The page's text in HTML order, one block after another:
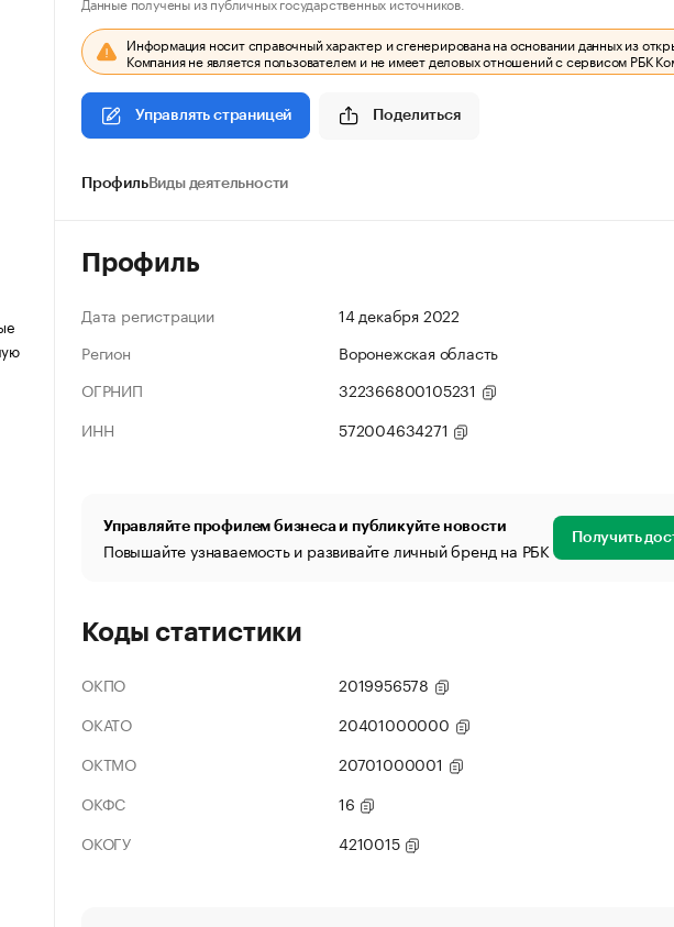
Информация носит справочный характер и сгенерирована на основании данных из
Компания не является пользователем и не имеет деловых отношений с сервисом РБК
Управлять страницей Поделиться
ПрофильВиды деятельности
Профиль
Дата регистрации
14 декабря 2022
Регион
Воронежская область
ОГРНИП
322366800105231
ИНН
572004634271
Управляйте профилем бизнеса и публикуйте новости
Повышайте узнаваемость и развивайте личный бренд на РБК Получить
Коды статистики
ОКПО
2019956578
ОКАТО
20401000000
ОКТМО
20701000001
ОКФС
16
ОКОГУ
4210015